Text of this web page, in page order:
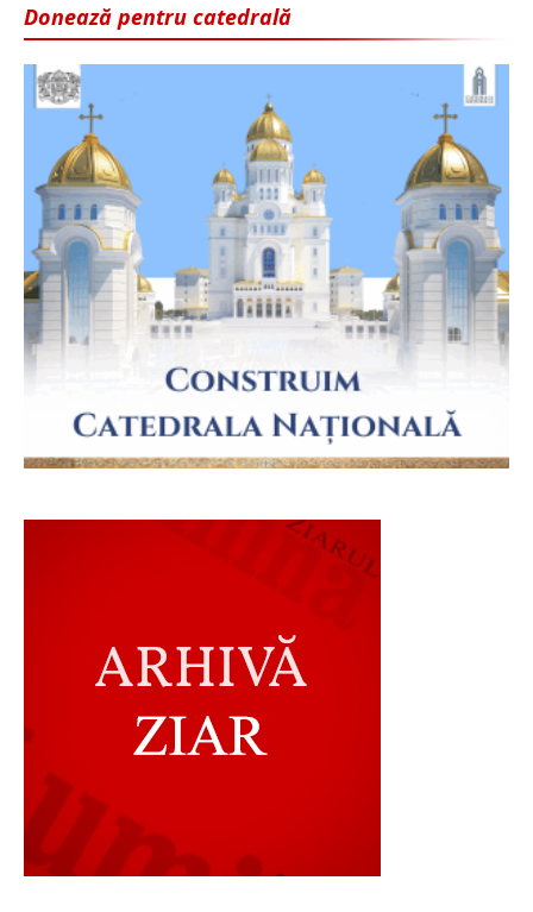
Donează pentru catedrală